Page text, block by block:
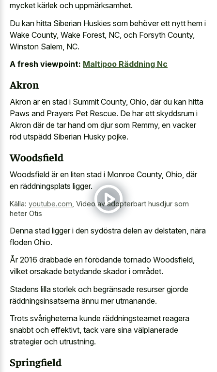
mycket kärlek och uppmärksamhet.
Du kan hitta Siberian Huskies som behöver ett nytt hem i
Wake County, Wake Forest, NC, och Forsyth County,
Winston Salem, NC.
A fresh viewpoint: Maltipoo Räddning Nc
Akron
Akron är en stad i Summit County, Ohio, där du kan hitta
Paws and Prayers Pet Rescue. De har ett skyddsrum i
Akron där de tar hand om djur som Remmy, en vacker
röd utspädd Siberian Husky pojke.
Woodsfield
Woodsfield är en liten stad i Monroe County, Ohio, där
en räddningsplats ligger.
Källa: youtube.com Video av adopterbart husdjur som
heter Otis
Denna stad ligger i den sydöstra delen av delstaten, nära
floden Ohio.
År 2016 drabbade en förödande tornado Woodsfield,
vilket orsakade betydande skador i området.
Stadens lilla storlek och begränsade resurser gjorde
räddningsinsatserna ännu mer utmanande.
Trots svårigheterna kunde räddningsteamet reagera
snabbt och effektivt, tack vare sina välplanerade
strategier och utrustning.
Springfield